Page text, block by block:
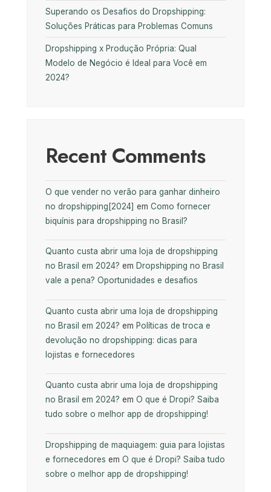
Superando os Desafios do Dropshipping:
Soluções Práticas para Problemas Comuns
Dropshipping x Produção Própria: Qual
Modelo de Negócio é Ideal para Você em
2024?
Recent Comments
O que vender no verão para ganhar dinheiro
no dropshipping[2024] em Como fornecer
biquínis para dropshipping no Brasil?
Quanto custa abrir uma loja de dropshipping
no Brasil em 2024? em Dropshipping no Brasil
vale a pena? Oportunidades e desafios
Quanto custa abrir uma loja de dropshipping
no Brasil em 2024? em Políticas de troca e
devolução no dropshipping: dicas para
lojistas e fornecedores
Quanto custa abrir uma loja de dropshipping
no Brasil em 2024? em O que é Dropi? Saiba
tudo sobre o melhor app de dropshipping!
Dropshipping de maquiagem: guia para lojistas
e fornecedores em O que é Dropi? Saiba tudo
sobre o melhor app de dropshipping!